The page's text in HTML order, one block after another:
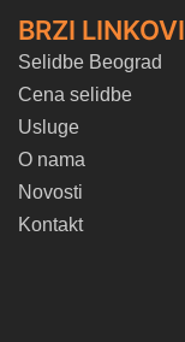
BRZI LINKOVI
Selidbe Beograd
Cena selidbe
Usluge
O nama
Novosti
Kontakt